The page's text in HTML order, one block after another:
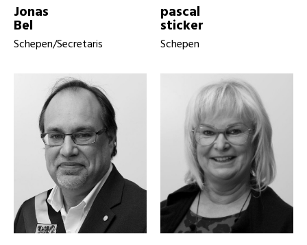
Jonas
Bel
Schepen/Secretaris
pascal
sticker
Schepen